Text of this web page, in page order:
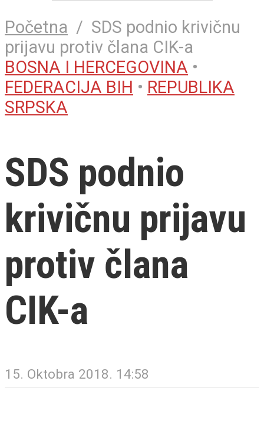
Početna / SDS podnio krivičnu
prijavu protiv člana CIK-a
BOSNA I HERCEGOVINA •
FEDERACIJA BIH • REPUBLIKA
SRPSKA
SDS podnio
krivičnu prijavu
protiv člana
CIK-a
15. Oktobra 2018. 14:58